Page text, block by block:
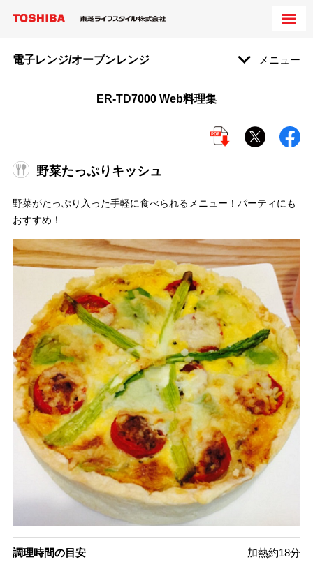
電子レンジ/オーブンレンジ メニュー
ER-TD7000 Web料理集
野菜たっぷりキッシュ
野菜がたっぷり入った手軽に食べられるメニュー！パーティにも
おすすめ！
調理時間の目安 加熱約18分